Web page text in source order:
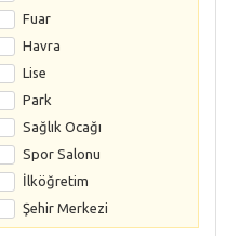
Fuar
Havra
Lise
Park
Sağlık Ocağı
Spor Salonu
İlköğretim
Şehir Merkezi